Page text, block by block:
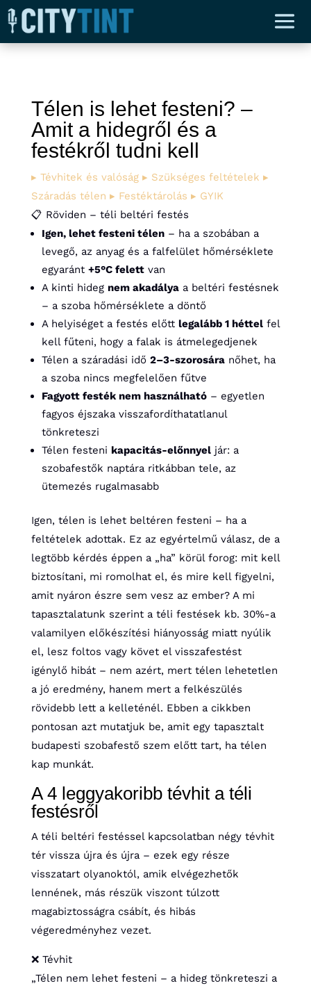
Télen is lehet festeni? –
Amit a hidegről és a
festékről tudni kell
▸ Tévhitek és valóság ▸ Szükséges feltételek ▸
Száradás télen ▸ Festéktárolás ▸ GYIK
📋 Röviden – téli beltéri festés
Igen, lehet festeni télen– ha a szobában a
levegő, az anyag és a falfelület hőmérséklete
egyaránt +5°C felettvan
A kinti hideg nem akadályaa beltéri festésnek
– a szoba hőmérséklete a döntő
A helyiséget a festés előtt legalább 1 héttelfel
kell fűteni, hogy a falak is átmelegedjenek
Télen a száradási idő 2–3-szorosáranőhet, ha
a szoba nincs megfelelően fűtve
Fagyott festék nem használható– egyetlen
fagyos éjszaka visszafordíthatatlanul
tönkreteszi
Télen festeni kapacitás-előnnyeljár: a
szobafestők naptára ritkábban tele, az
ütemezés rugalmasabb
Igen, télen is lehet beltéren festeni – ha a
feltételek adottak. Ez az egyértelmű válasz, de a
legtöbb kérdés éppen a „ha” körül forog: mit kell
biztosítani, mi romolhat el, és mire kell figyelni,
amit nyáron észre sem vesz az ember? A mi
tapasztalatunk szerint a téli festések kb. 30%-a
valamilyen előkészítési hiányosság miatt nyúlik
el, lesz foltos vagy követ el visszafestést
igénylő hibát – nem azért, mert télen lehetetlen
a jó eredmény, hanem mert a felkészülés
rövidebb lett a kelleténél. Ebben a cikkben
pontosan azt mutatjuk be, amit egy tapasztalt
budapesti szobafestő szem előtt tart, ha télen
kap munkát.
A 4 leggyakoribb tévhit a téli
festésről
A téli beltéri festéssel kapcsolatban négy tévhit
tér vissza újra és újra – ezek egy része
visszatart olyanoktól, amik elvégezhetők
lennének, más részük viszont túlzott
magabiztosságra csábít, és hibás
végeredményhez vezet.
❌ Tévhit
„Télen nem lehet festeni – a hideg tönkreteszi a